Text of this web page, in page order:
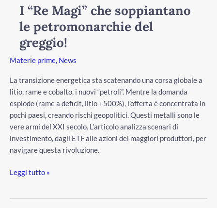
I “Re Magi” che soppiantano
le petromonarchie del
greggio!
Materie prime News
La transizione energetica sta scatenando una corsa globale a
litio, rame e cobalto, i nuovi “petroli”. Mentre la domanda
esplode (rame a deficit, litio +500%), l’offerta è concentrata in
pochi paesi, creando rischi geopolitici. Questi metalli sono le
vere armi del XXI secolo. L’articolo analizza scenari di
investimento, dagli ETF alle azioni dei maggiori produttori, per
navigare questa rivoluzione.
che
soppiantano
petromonarchie
del
Leggi tutto »